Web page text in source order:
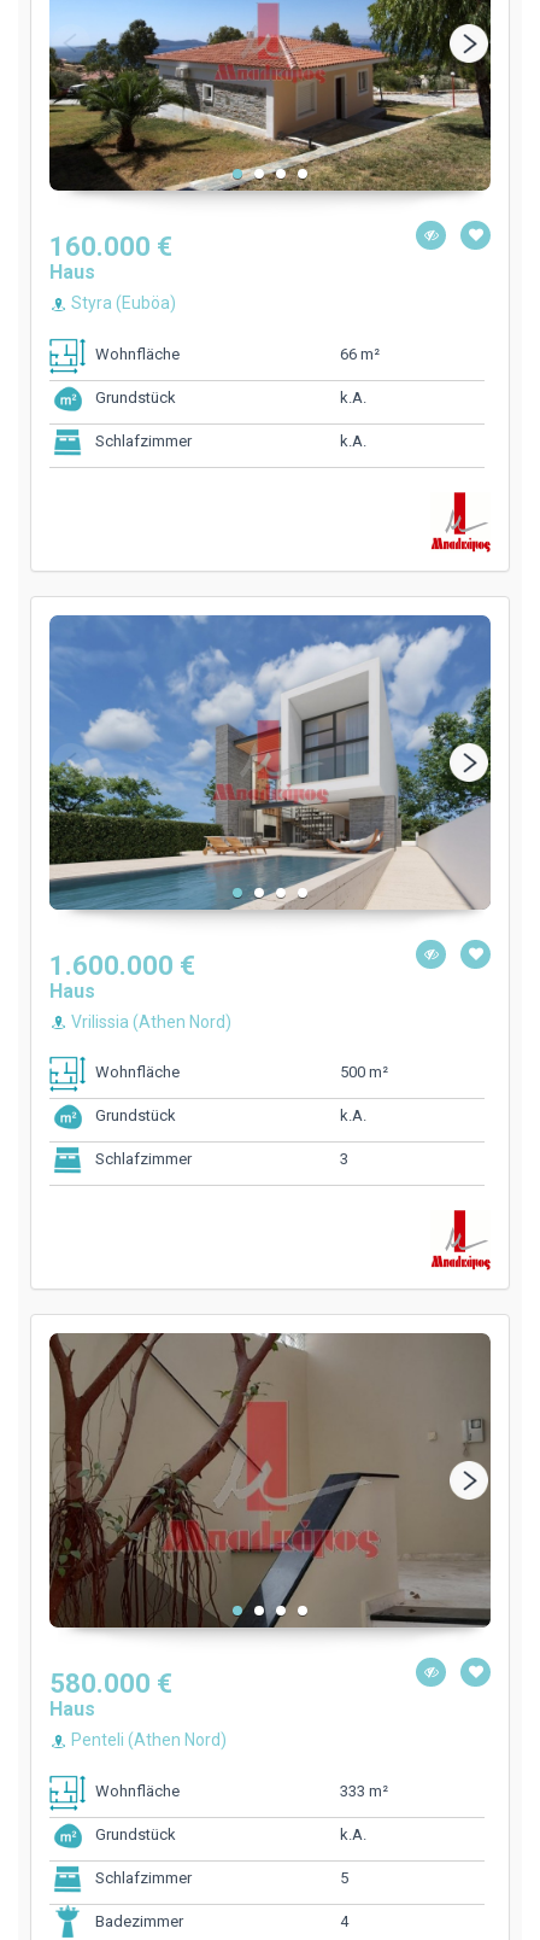
160.000 €
Haus
Styra (Euböa)
Wohnfläche 66 m²
Grundstück k.A.
Schlafzimmer k.A.
1.600.000 €
Haus
Vrilissia (Athen Nord)
Wohnfläche 500 m²
Grundstück k.A.
Schlafzimmer 3
580.000 €
Haus
Penteli (Athen Nord)
Wohnfläche 333 m²
Grundstück k.A.
Schlafzimmer 5
Badezimmer 4